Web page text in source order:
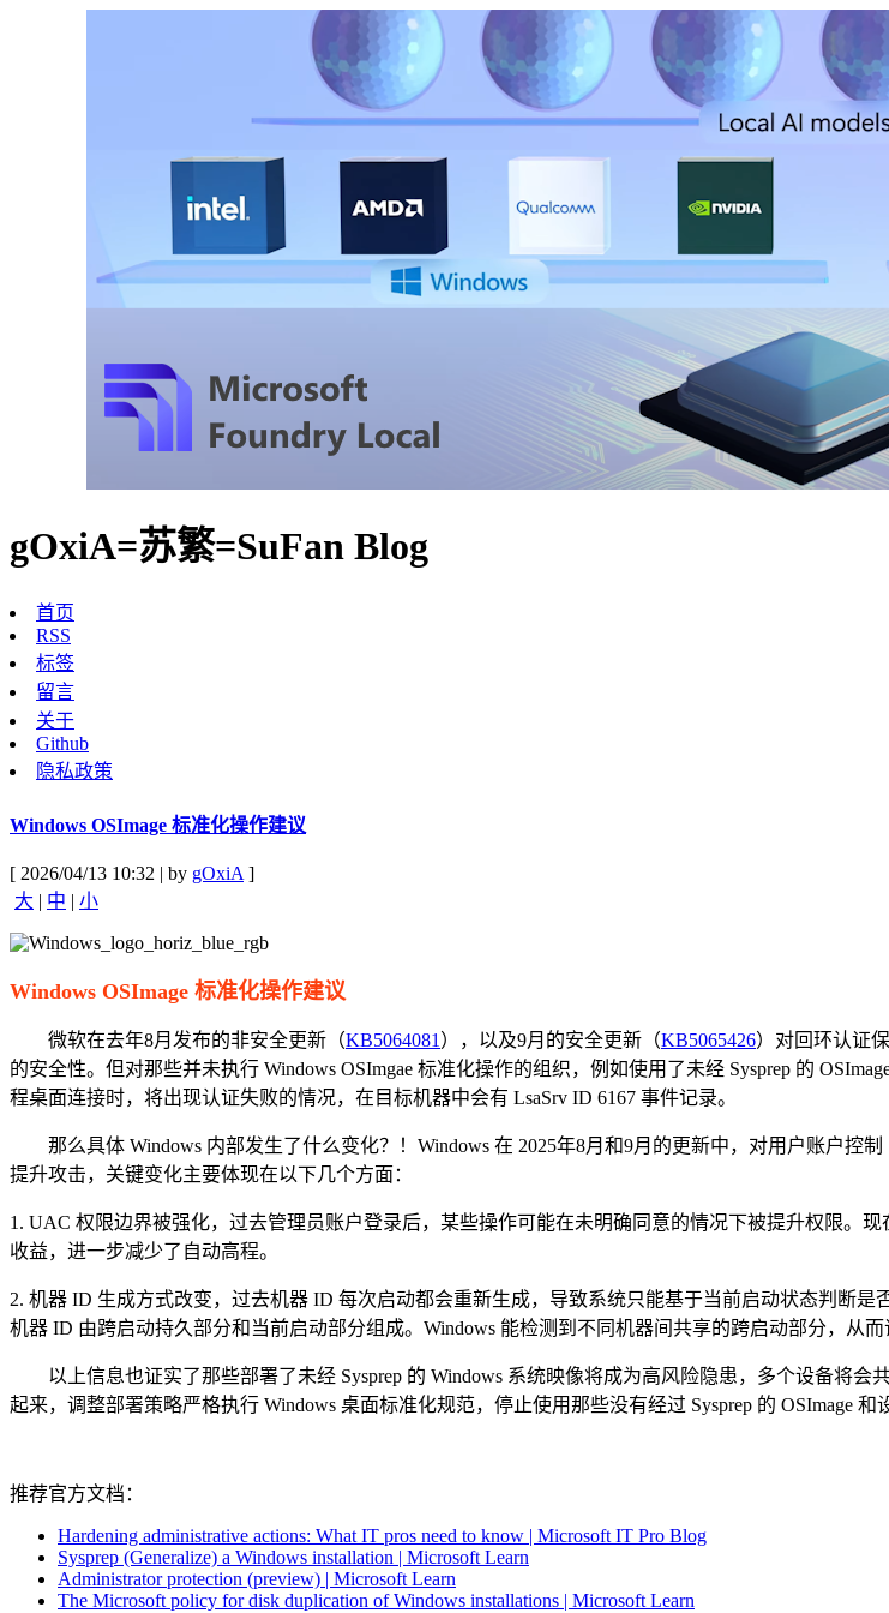
gOxiA=苏繁=SuFan Blog
首页
RSS
标签
留言
关于
Github
隐私政策
Windows OSImage 标准化操作建议
[ 2026/04/13 10:32 | by gOxiA]
大 | 中 | 小
Windows OSImage 标准化操作建议
微软在去年8月发布的非安全更新（KB5064081），以及9月的安全更新（KB5065426）对回环认证
的安全性。但对那些并未执行 Windows OSImgae 标准化操作的组织，例如使用了未经 Sysprep 的
程桌面连接时，将出现认证失败的情况，在目标机器中会有 LsaSrv ID 6167 事件记录。
那么具体 Windows 内部发生了什么变化？！Windows 在 2025年8月和9月的更新中，对用户账户控
提升攻击，关键变化主要体现在以下几个方面：
1. UAC 权限边界被强化，过去管理员账户登录后，某些操作可能在未明确同意的情况下被提升权限。
收益，进一步减少了自动高程。
2. 机器 ID 生成方式改变，过去机器 ID 每次启动都会重新生成，导致系统只能基于当前启动状态判断
机器 ID 由跨启动持久部分和当前启动部分组成。Windows 能检测到不同机器间共享的跨启动部分，从
以上信息也证实了那些部署了未经 Sysprep 的 Windows 系统映像将成为高风险隐患，多个设备将会
起来，调整部署策略严格执行 Windows 桌面标准化规范，停止使用那些没有经过 Sysprep 的 OSImage 和
推荐官方文档：
Hardening administrative actions: What IT pros need to know | Microsoft IT Pro Blog
Sysprep (Generalize) a Windows installation | Microsoft Learn
Administrator protection (preview) | Microsoft Learn
The Microsoft policy for disk duplication of Windows installations | Microsoft Learn